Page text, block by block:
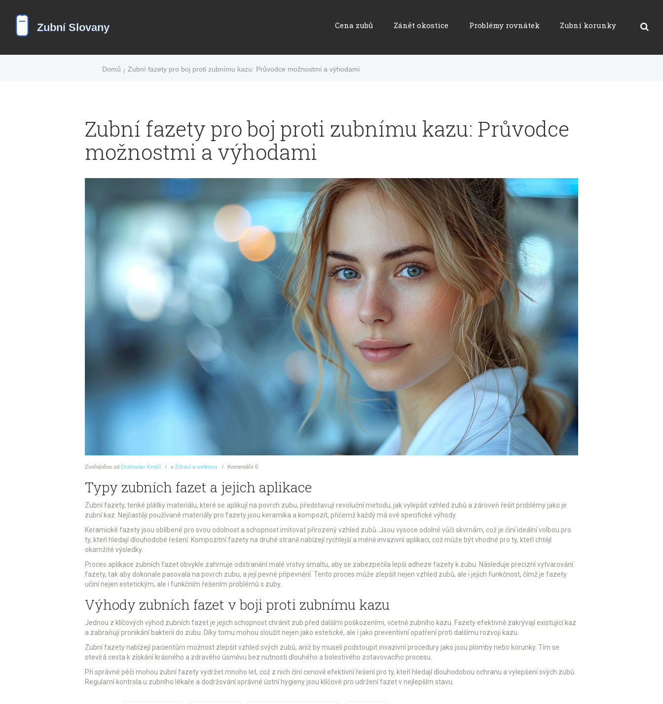
Cena zubů Zánět okostice Problémy rovnátek Zubní korunky
Domů Zubní fazety pro boj proti zubnímu kazu: Průvodce možnostmi a výhodami
Zubní fazety pro boj proti zubnímu kazu: Průvodce
možnostmi a výhodami
Zveřejněno od Drahoslav Krejčí v Zdraví a wellness Komentáře 0
Typy zubních fazet a jejich aplikace
Zubní fazety, tenké plátky materiálu, které se aplikují na povrch zubu, představují revoluční metodu, jak vylepšit vzhled zubů a zároveň řešit problémy jako je
zubní kaz. Nejčastěji používané materiály pro fazety jsou keramika a kompozit, přičemž každý má své specifické výhody.
Keramické fazety jsou oblíbené pro svou odolnost a schopnost imitovat přirozený vzhled zubů. Jsou vysoce odolné vůči skvrnám, což je činí ideální volbou pro
ty, kteří hledají dlouhodobé řešení. Kompozitní fazety na druhé straně nabízejí rychlejší a méně invazivní aplikaci, což může být vhodné pro ty, kteří chtějí
okamžité výsledky.
Proces aplikace zubních fazet obvykle zahrnuje odstranění malé vrstvy smaltu, aby se zabezpečila lepší adheze fazety k zubu. Následuje precizní vytvarování
fazety, tak aby dokonale pasovala na povrch zubu, a její pevné připevnění. Tento proces může zlepšit nejen vzhled zubů, ale i jejich funkčnost, čímž je fazety
učiní nejen estetickým, ale i funkčním řešením problémů s zuby.
Výhody zubních fazet v boji proti zubnímu kazu
Jednou z klíčových výhod zubních fazet je jejich schopnost chránit zub před dalšími poškozeními, včetně zubního kazu. Fazety efektivně zakrývají existující kaz
a zabraňují pronikání bakterií do zubu. Díky tomu mohou sloužit nejen jako estetické, ale i jako preventivní opatření proti dalšímu rozvoji kazu.
Zubní fazety nabízejí pacientům možnost zlepšit vzhled svých zubů, aniž by museli podstoupit invazivní procedury jako jsou plomby nebo korunky. Tím se
otevírá cesta k získání krásného a zdravého úsměvu bez nutnosti dlouhého a bolestivého zotavovacího procesu.
Při správné péči mohou zubní fazety vydržet mnoho let, což z nich činí cenově efektivní řešení pro ty, kteří hledají dlouhodobou ochranu a vylepšení svých zubů.
Regularní kontrola u zubního lékaře a dodržování správné ústní hygieny jsou klíčové pro udržení fazet v nejlepším stavu.